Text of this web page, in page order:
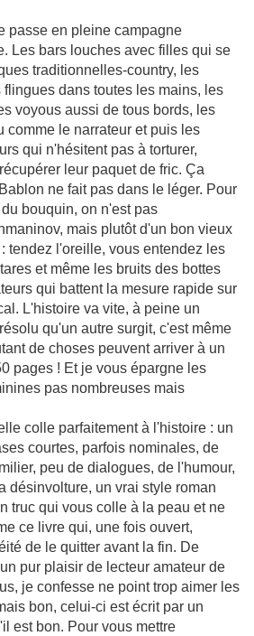
passe en pleine campagne
Les bars louches avec filles qui se
traditionnelles-country, les
dans toutes les mains, les
voyous aussi de tous bords, les
comme le narrateur et puis les
qui n'hésitent pas à torturer,
leur paquet de fric. Ça
ne fait pas dans le léger. Pour
bouquin, on n'est pas
mais plutôt d'un bon vieux
tendez l'oreille, vous entendez les
et même les bruits des bottes
qui battent la mesure rapide sur
L'histoire va vite, à peine un
qu'un autre surgit, c'est même
de choses peuvent arriver à un
pages ! Et je vous épargne les
pas nombreuses mais
colle parfaitement à l'histoire : un
courtes, parfois nominales, de
peu de dialogues, de l'humour,
désinvolture, un vrai style roman
truc qui vous colle à la peau et ne
ce livre qui, une fois ouvert,
de le quitter avant la fin. De
pur plaisir de lecteur amateur de
je confesse ne point trop aimer les
bon, celui-ci est écrit par un
est bon. Pour vous mettre